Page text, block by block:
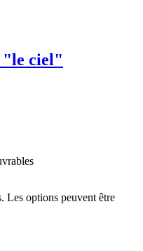
"le ciel"
Les options peuvent être